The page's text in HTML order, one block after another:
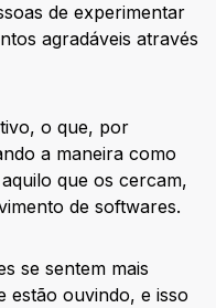
de experimentar
agradáveis através
o que, por
a maneira como
que os cercam,
de softwares.
se sentem mais
estão ouvindo, e isso